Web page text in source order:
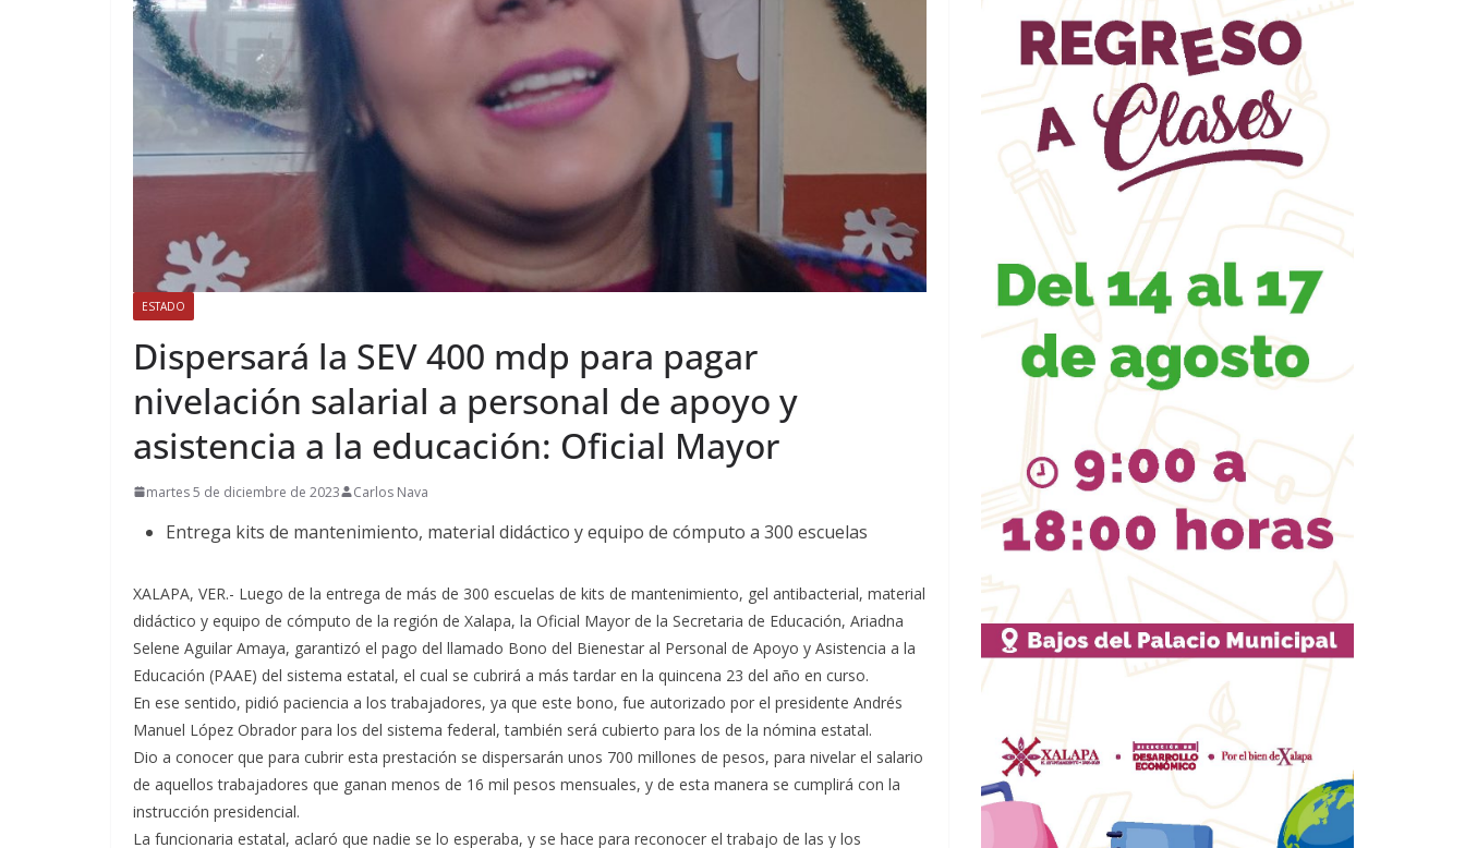
ESTADO
Dispersará la SEV 400 mdp para pagar
nivelación salarial a personal de apoyo y
asistencia a la educación: Oficial Mayor
martes 5 de diciembre de 2023 Carlos Nava
Entrega kits de mantenimiento, material didáctico y equipo de cómputo a 300 escuelas
XALAPA, VER.- Luego de la entrega de más de 300 escuelas de kits de mantenimiento, gel antibacterial, material
didáctico y equipo de cómputo de la región de Xalapa, la Oficial Mayor de la Secretaria de Educación, Ariadna
Selene Aguilar Amaya, garantizó el pago del llamado Bono del Bienestar al Personal de Apoyo y Asistencia a la
Educación (PAAE) del sistema estatal, el cual se cubrirá a más tardar en la quincena 23 del año en curso.
En ese sentido, pidió paciencia a los trabajadores, ya que este bono, fue autorizado por el presidente Andrés
Manuel López Obrador para los del sistema federal, también será cubierto para los de la nómina estatal.
Dio a conocer que para cubrir esta prestación se dispersarán unos 700 millones de pesos, para nivelar el salario
de aquellos trabajadores que ganan menos de 16 mil pesos mensuales, y de esta manera se cumplirá con la
instrucción presidencial.
La funcionaria estatal, aclaró que nadie se lo esperaba, y se hace para reconocer el trabajo de las y los